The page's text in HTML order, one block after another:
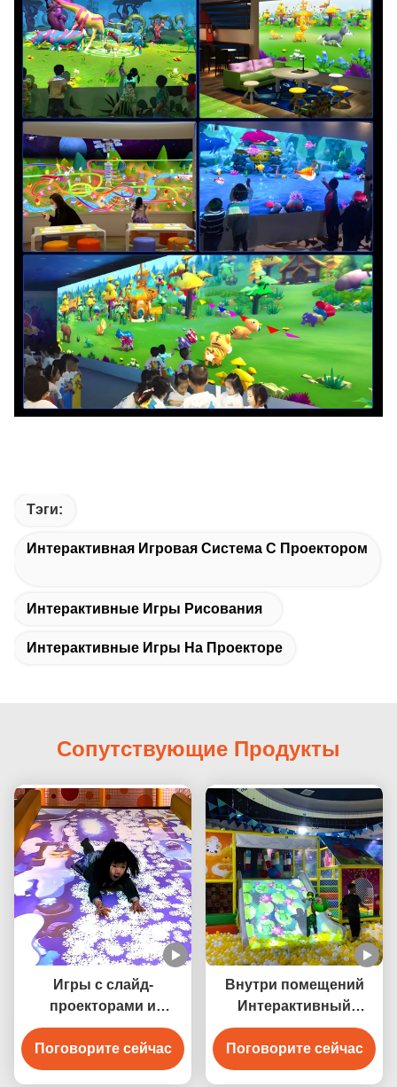
Тэги:
Интерактивная Игровая Система С Проектором
Интерактивные Игры Рисования
Интерактивные Игры На Проекторе
Сопутствующие Продукты
Игры с слайд-
проекторами и
интерактивными
проекторами
Поговорите сейчас
Внутри помещений
Интерактивный
Игровой Проектор
Система 1024 * 768
разрешение
Поговорите сейчас